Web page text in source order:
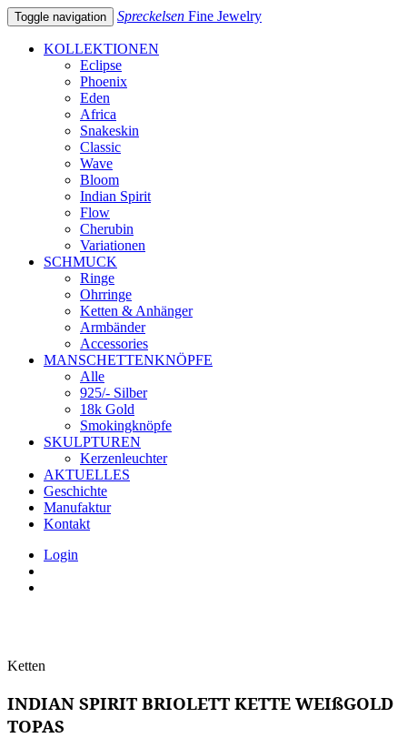
Toggle navigation Spreckelsen Fine Jewelry
KOLLEKTIONEN
Eclipse
Phoenix
Eden
Africa
Snakeskin
Classic
Wave
Bloom
Indian Spirit
Flow
Cherubin
Variationen
SCHMUCK
Ringe
Ohrringe
Ketten & Anhänger
Armbänder
Accessories
MANSCHETTENKNÖPFE
Alle
925/- Silber
18k Gold
Smokingknöpfe
SKULPTUREN
Kerzenleuchter
AKTUELLES
Geschichte
Manufaktur
Kontakt
Login
Ketten
INDIAN SPIRIT BRIOLETT KETTE WEIßGOLD
TOPAS